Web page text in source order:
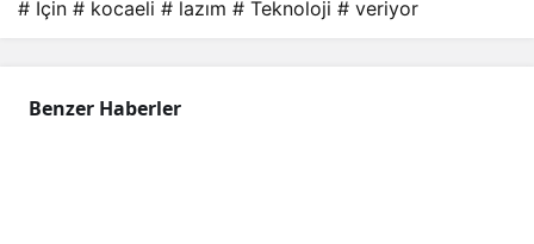
# İçin # kocaeli # lazım # Teknoloji # veriyor
Benzer Haberler